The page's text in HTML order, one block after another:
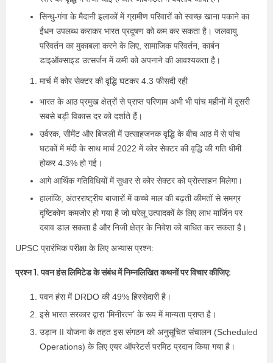
सिन्धु-गंगा के मैदानी इलाकों में ग्रामीण परिवारों को स्वच्छ खाना पकाने का
ईंधन उपलब्ध कराकर भारत प्रदूषण को कम कर सकता है। जलवायु
परिवर्तन का मुकाबला करने के लिए, सामाजिक परिवर्तन, कार्बन
डाइऑक्साइड उत्सर्जन में कमी को अपनाने की आवश्यकता है।
मार्च में कोर सेक्टर की वृद्धि घटकर 4.3 फीसदी रही
भारत के आठ प्रमुख क्षेत्रों से प्राप्त परिणाम अभी भी पांच महीनों में दूसरी
सबसे बड़ी विकास दर को दर्शाते हैं।
उर्वरक, सीमेंट और बिजली में उत्साहजनक वृद्धि के बीच आठ में से पांच
घटकों में मंदी के साथ मार्च 2022 में कोर सेक्टर की वृद्धि की गति धीमी
होकर 4.3% हो गई।
आगे आर्थिक गतिविधियों में सुधार से कोर सेक्टर को प्रोत्साहन मिलेगा।
हालांकि, अंतरराष्ट्रीय बाजारों में कच्चे माल की बढ़ती कीमतों से समग्र
दृष्टिकोण कमजोर हो गया है जो घरेलू उत्पादकों के लिए लाभ मार्जिन पर
दबाव डाल सकता है और निजी क्षेत्र के निवेश को बाधित कर सकता है।
UPSC प्रारंभिक परीक्षा के लिए अभ्यास प्रश्न:
प्रश्न 1. पवन हंस लिमिटेड के संबंध में निम्नलिखित कथनों पर विचार कीजिए:
पवन हंस में DRDO की 49% हिस्सेदारी है।
इसे भारत सरकार द्वारा ‘मिनीरत्न’ के रूप में मान्यता प्राप्त है।
उड़ान II योजना के तहत इस संगठन को अनुसूचित संचालन (Scheduled
Operations) के लिए एयर ऑपरेटर्स परमिट प्रदान किया गया है।